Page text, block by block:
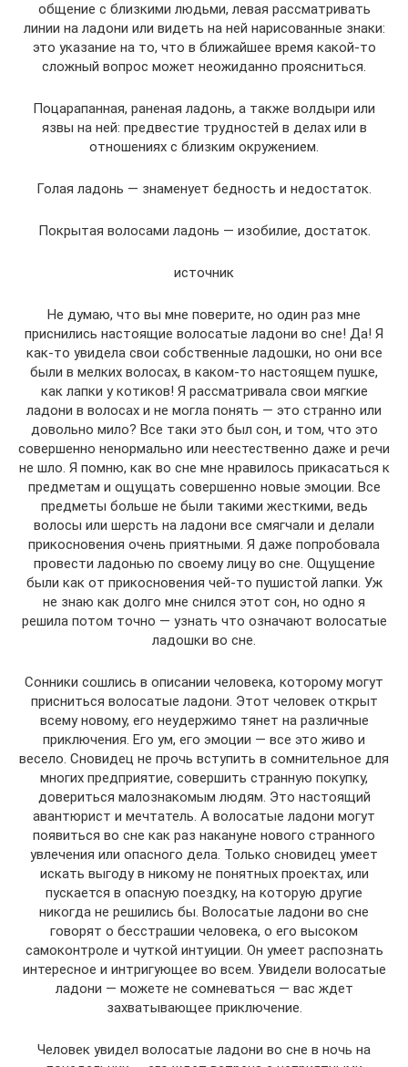
общение с близкими людьми, левая рассматривать
линии на ладони или видеть на ней нарисованные знаки:
это указание на то, что в ближайшее время какой-то
сложный вопрос может неожиданно проясниться.
Поцарапанная, раненая ладонь, а также волдыри или
язвы на ней: предвестие трудностей в делах или в
отношениях с близким окружением.
Голая ладонь — знаменует бедность и недостаток.
Покрытая волосами ладонь — изобилие, достаток.
источник
Не думаю, что вы мне поверите, но один раз мне
приснились настоящие волосатые ладони во сне! Да! Я
как-то увидела свои собственные ладошки, но они все
были в мелких волосах, в каком-то настоящем пушке,
как лапки у котиков! Я рассматривала свои мягкие
ладони в волосах и не могла понять — это странно или
довольно мило? Все таки это был сон, и том, что это
совершенно ненормально или неестественно даже и речи
не шло. Я помню, как во сне мне нравилось прикасаться к
предметам и ощущать совершенно новые эмоции. Все
предметы больше не были такими жесткими, ведь
волосы или шерсть на ладони все смягчали и делали
прикосновения очень приятными. Я даже попробовала
провести ладонью по своему лицу во сне. Ощущение
были как от прикосновения чей-то пушистой лапки. Уж
не знаю как долго мне снился этот сон, но одно я
решила потом точно — узнать что означают волосатые
ладошки во сне.
Сонники сошлись в описании человека, которому могут
присниться волосатые ладони. Этот человек открыт
всему новому, его неудержимо тянет на различные
приключения. Его ум, его эмоции — все это живо и
весело. Сновидец не прочь вступить в сомнительное для
многих предприятие, совершить странную покупку,
довериться малознакомым людям. Это настоящий
авантюрист и мечтатель. А волосатые ладони могут
появиться во сне как раз накануне нового странного
увлечения или опасного дела. Только сновидец умеет
искать выгоду в никому не понятных проектах, или
пускается в опасную поездку, на которую другие
никогда не решились бы. Волосатые ладони во сне
говорят о бесстрашии человека, о его высоком
самоконтроле и чуткой интуиции. Он умеет распознать
интересное и интригующее во всем. Увидели волосатые
ладони — можете не сомневаться — вас ждет
захватывающее приключение.
Человек увидел волосатые ладони во сне в ночь на